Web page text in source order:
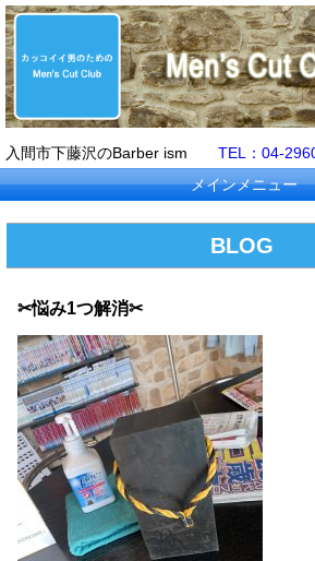
入間市下藤沢のBarber ism TEL：04-
メインメニュー
BLOG
✂悩み1つ解消✂